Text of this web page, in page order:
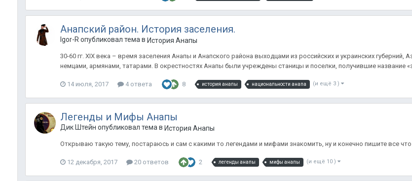
Анапский район. История заселения.
Igor-R опубликовал тема в История Анапы
30-60 гг. XIX века – время заселения Анапы и Анапского района выходцами из российских и украинских губерний,
немцами, армянами, татарами. В окрестностях Анапы были учреждены станицы и поселки, получившие название
14 июля, 2017 4 ответа 8 история анапы национальности анапа (и ещё 3 )
Легенды и Мифы Анапы
Дик Штейн опубликовал тема в История Анапы
Открываю такую тему, постараюсь и сам с какими то легендами и мифами знакомить, ну и конечно пишите все
12 декабря, 2017 20 ответов 2 легенды анапы мифы анапы (и ещё 10 )